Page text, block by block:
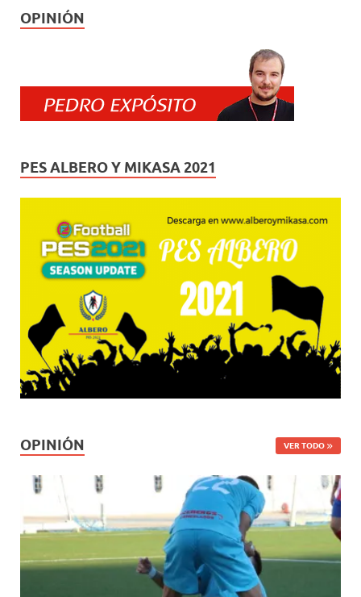
OPINIÓN
PES ALBERO Y MIKASA 2021
OPINIÓN VER TODO